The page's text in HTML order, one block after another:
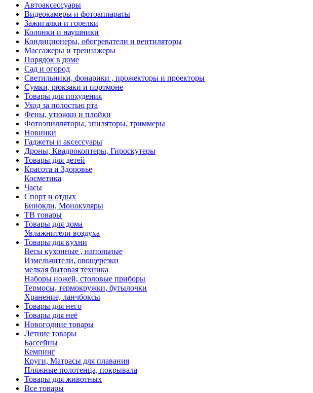
Автоаксессуары
Видеокамеры и фотоаппараты
Зажигалки и горелки
Колонки и наушники
Кондиционеры, обогреватели и вентиляторы
Массажеры и треннажеры
Порядок в доме
Сад и огород
Светильники, фонарики , прожекторы и проекторы
Сумки, рюкзаки и портмоне
Товары для похудения
Уход за полостью рта
Фены, утюжки и плойки
Фотоэпилляторы, эпиляторы, триммеры
Новинки
Гаджеты и аксессуары
Дроны, Квадрокоптеры, Гироскутеры
Товары для детей
Красота и Здоровье
Косметика
Часы
Спорт и отдых
Бинокли, Монокуляры
ТВ товары
Товары для дома
Увлажнители воздуха
Товары для кухни
Весы кухонные , напольные
Измельчители, овощерезки
мелкая бытовая техника
Наборы ножей, столовые приборы
Термосы, термокружки, бутылочки
Хранение, ланчбоксы
Товары для него
Товары для неё
Новогодние товары
Летние товары
Бассейны
Кемпинг
Круги, Матрасы для плавания
Пляжные полотенца, покрывала
Товары для животных
Все товары